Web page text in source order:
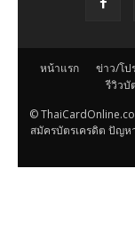
หน้าแรก ข่าว/โป
รีวิวบั
©
สมัครบัตรเครดิต ปัญห